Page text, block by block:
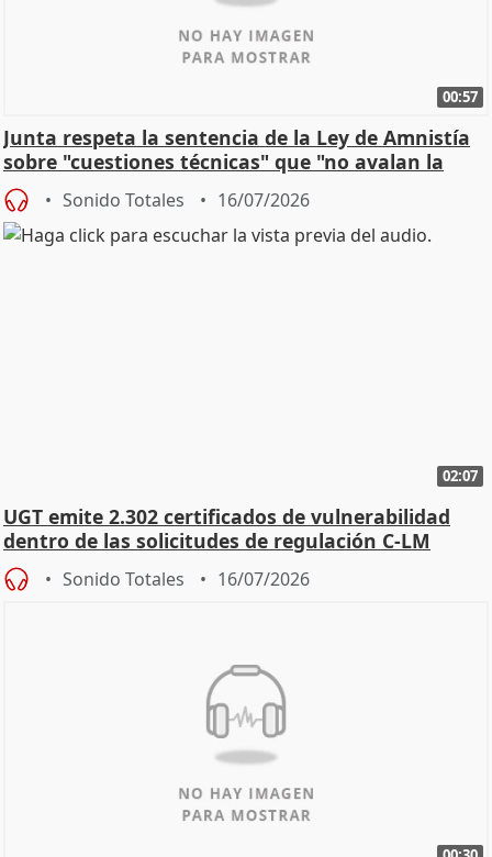
00:57
Junta respeta la sentencia de la Ley de Amnistía
sobre "cuestiones técnicas" que "no avalan la
const
Sonido Totales 16/07/2026
02:07
UGT emite 2.302 certificados de vulnerabilidad
dentro de las solicitudes de regulación C-LM
Sonido Totales 16/07/2026